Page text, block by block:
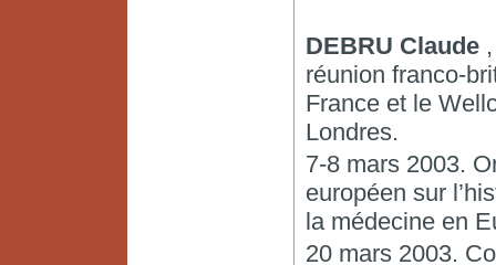
DEBRU Claude,
réunion franco-
France et le
Londres.
7-8 mars 2003.
européen sur
la médecine en
20 mars 2003.